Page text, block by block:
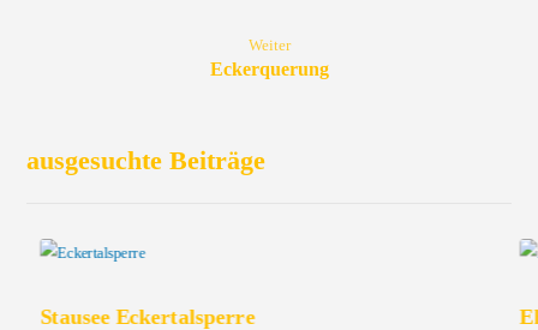
Weiter
Eckerquerung
ausgesuchte Beiträge
Stausee Eckertalsperre